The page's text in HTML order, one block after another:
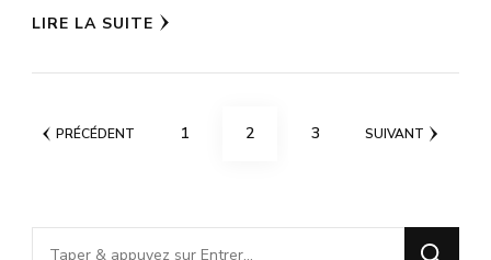
LIRE LA SUITE
Pagination
PRÉCÉDENT PAGE
1 PAGE
2 PAGE
3 SUIVANT
Vous